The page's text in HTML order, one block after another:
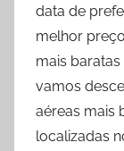
data de
melhor
mais
vamos
aéreas mais
localizadas